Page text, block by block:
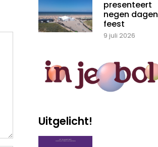
presenteert
negen dagen
feest
9 juli 2026
Uitgelicht!